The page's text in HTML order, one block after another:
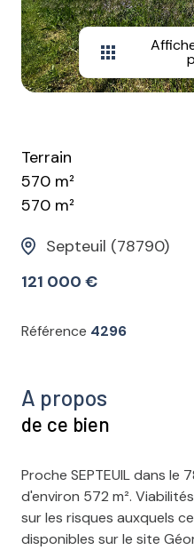
Terrain
570 m²
570 m²
Septeuil (78790)
121 000 €
Référence 4296
A propos
de ce bien
Proche SEPTEUIL dans
d'environ 572 m².
sur les risques auxquels
disponibles sur le site